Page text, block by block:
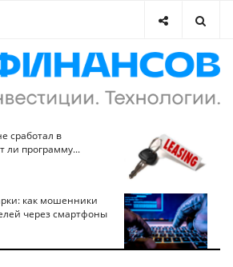
сработал в
ли программу...
как мошенники
через смартфоны